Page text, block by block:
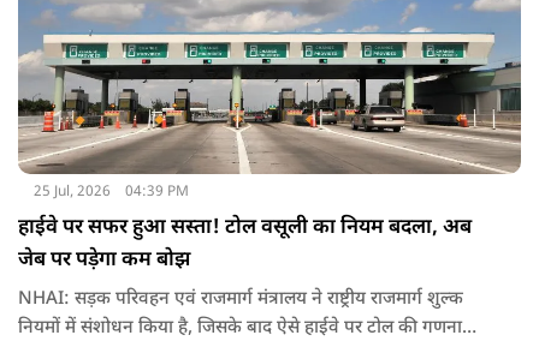
25 Jul, 2026 04:39 PM
हाईवे पर सफर हुआ सस्ता! टोल वसूली का नियम बदला, अब
जेब पर पड़ेगा कम बोझ
NHAI: सड़क परिवहन एवं राजमार्ग मंत्रालय ने राष्ट्रीय राजमार्ग शुल्क
नियमों में संशोधन किया है, जिसके बाद ऐसे हाईवे पर टोल की गणना